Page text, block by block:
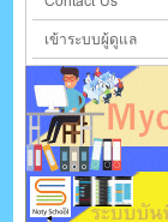
เข้าระบบผู้ดูแล